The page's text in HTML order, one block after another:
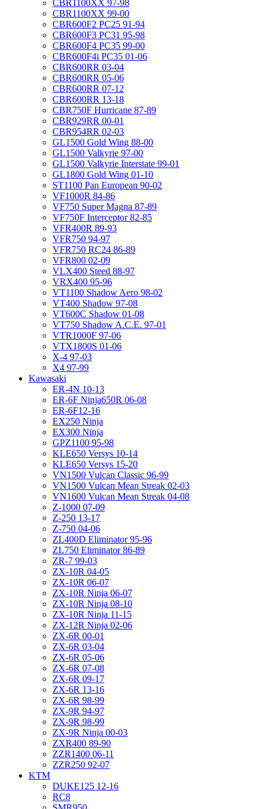
CBR1100XX 97-98
CBR1100XX 99-00
CBR600F2 PC25 91-94
CBR600F3 PC31 95-98
CBR600F4 PC35 99-00
CBR600F4i PC35 01-06
CBR600RR 03-04
CBR600RR 05-06
CBR600RR 07-12
CBR600RR 13-18
CBR750F Hurricane 87-89
CBR929RR 00-01
CBR954RR 02-03
GL1500 Gold Wing 88-00
GL1500 Valkyrie 97-00
GL1500 Valkyrie Interstate 99-01
GL1800 Gold Wing 01-10
ST1100 Pan European 90-02
VF1000R 84-86
VF750 Super Magna 87-89
VF750F Interceptor 82-85
VFR400R 89-93
VFR750 94-97
VFR750 RC24 86-89
VFR800 02-09
VLX400 Steed 88-97
VRX400 95-96
VT1100 Shadow Aero 98-02
VT400 Shadow 97-08
VT600C Shadow 01-08
VT750 Shadow A.C.E. 97-01
VTR1000F 97-06
VTX1800S 01-06
X-4 97-03
X4 97-99
Kawasaki
ER-4N 10-13
ER-6F Ninja650R 06-08
ER-6F12-16
EX250 Ninja
EX300 Ninja
GPZ1100 95-98
KLE650 Versys 10-14
KLE650 Versys 15-20
VN1500 Vulcan Classic 96-99
VN1500 Vulcan Mean Streak 02-03
VN1600 Vulcan Mean Streak 04-08
Z-1000 07-09
Z-250 13-17
Z-750 04-06
ZL400D Eliminator 95-96
ZL750 Eliminator 86-89
ZR-7 99-03
ZX-10R 04-05
ZX-10R 06-07
ZX-10R Ninja 06-07
ZX-10R Ninja 08-10
ZX-10R Ninja 11-15
ZX-12R Ninja 02-06
ZX-6R 00-01
ZX-6R 03-04
ZX-6R 05-06
ZX-6R 07-08
ZX-6R 09-17
ZX-6R 13-16
ZX-6R 98-99
ZX-9R 94-97
ZX-9R 98-99
ZX-9R Ninja 00-03
ZXR400 89-90
ZZR1400 06-11
ZZR250 92-07
KTM
DUKE125 12-16
RC8